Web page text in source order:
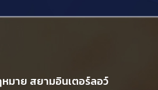
มาย สยามอินเตอร์ลอว์